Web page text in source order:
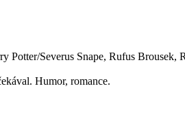
Potter/Severus Snape, Rufus
Humor, romance.